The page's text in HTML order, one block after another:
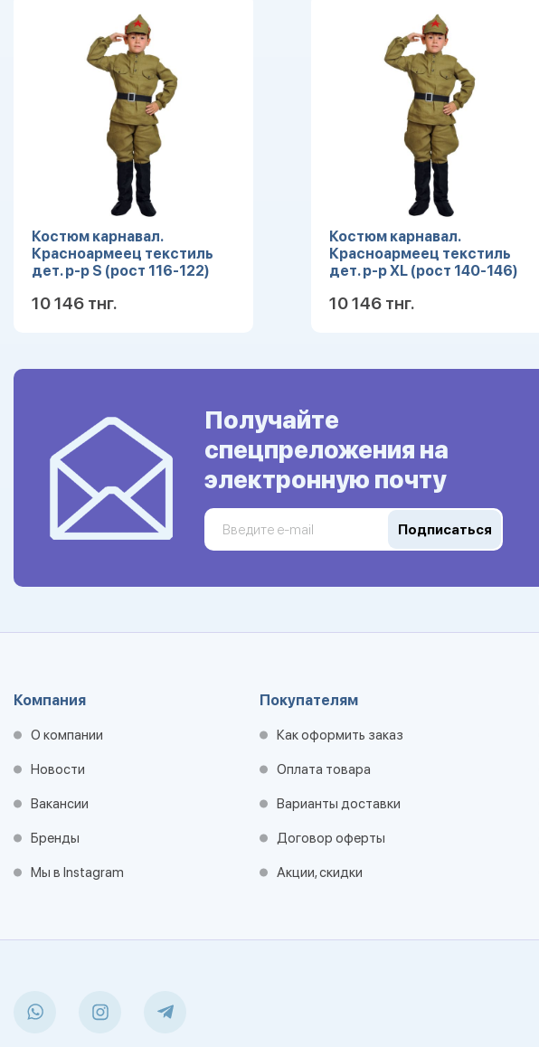
Костюм карнавал.
Красноармеец текстиль
дет. р-р S (рост 116-122)
10 146 тнг.
Костюм карнавал.
Красноармеец текстиль
дет. р-р XL (рост 140-146)
10 146 тнг.
Получайте
спецпреложения на
электронную почту
Подписаться
Компания
О компании
Новости
Вакансии
Бренды
Мы в Instagram
Покупателям
Как оформить заказ
Оплата товара
Варианты доставки
Договор оферты
Акции, скидки